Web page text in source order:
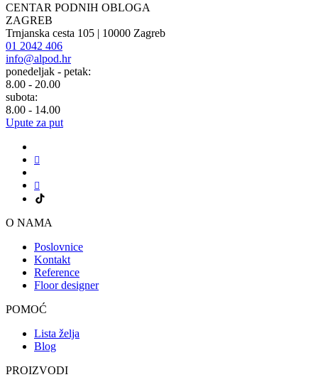
CENTAR PODNIH OBLOGA
ZAGREB
Trnjanska cesta 105 | 10000 Zagreb
01 2042 406
info@alpod.hr
ponedeljak - petak:
8.00 - 20.00
subota:
8.00 - 14.00
Upute za put
O NAMA
Poslovnice
Kontakt
Reference
Floor designer
POMOĆ
Lista želja
Blog
PROIZVODI